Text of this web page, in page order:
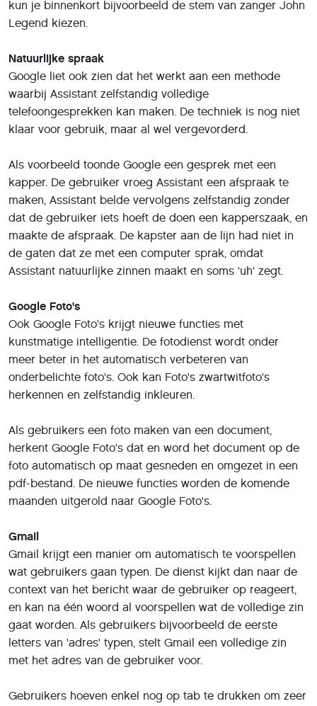
meer beter in het automatisch verbeteren van
herkennen en zelfstandig inkleuren.
Als gebruikers een foto maken van een document,
herkent Google Foto's dat en word het document op de
foto automatisch op maat gesneden en omgezet in een
maanden uitgerold naar Google Foto's.
Gmail
Gmail krijgt een manier om automatisch te voorspellen
wat gebruikers gaan typen. De dienst kijkt dan naar de
context van het bericht waar de gebruiker op reageert,
en kan na één woord al voorspellen wat de volledige zin
letters van 'adres' typen, stelt Gmail een volledige zin
met het adres van de gebruiker voor.
Gebruikers hoeven enkel nog op tab te drukken om zeer
snel e-mailberichten op te stellen. De functie wordt de
komende week uitgerold in Gmail, maar is nog niet in het
Gboard
Ook nieuw is de mogelijkheid om aan de hand van
morse-code te typen in toetsenbord Gboard,
beschikbaar voor zowel Android als iOS. Die methode is
zodat mensen die niet kunnen praten of typen toch aan
de hand van bijvoorbeeld hoofdbewegingen kunnen
typen.
Google Assistant voor zowel Android als iOS krijgt de
komende weken ook een visuele update. Assistant gaat
meer gebruik maken van de schermruimte van telefoons,
door meer afbeeldingen en tekst te tonen bij zaken die